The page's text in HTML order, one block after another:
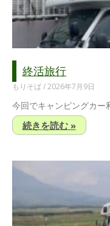
終活旅行
もりそば 2026年7月9日
今回でキャンピングカー
続きを読む »